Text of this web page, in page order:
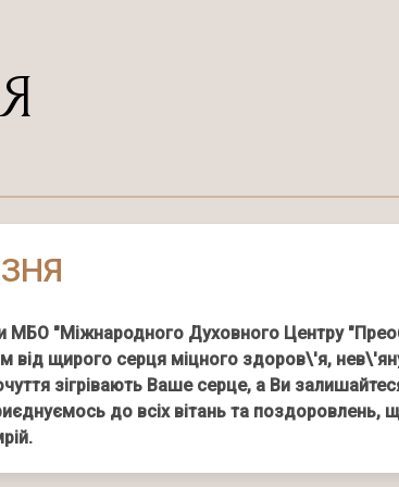
МБО "Міжнародного Духовного Центру
від щирого серця міцного здоров\'я,
зігрівають Ваше серце, а Ви
до всіх вітань та